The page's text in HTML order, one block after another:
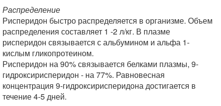
Распределение
Рисперидон быстро распределяется в организме. Объем
распределения составляет 1 -2 л/кг. В плазме
рисперидон связывается с альбумином и альфа 1-
кислым гликопротеином.
Рисперидон на 90% связывается белками плазмы, 9-
гидроксирисперидон - на 77%. Равновесная
концентрация 9-гидроксирисперидона достигается в
течение 4-5 дней.